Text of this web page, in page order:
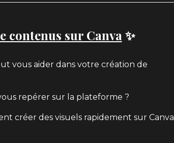
contenus sur Canva ✨
vous aider dans votre création de
repérer sur la plateforme ?
créer des visuels rapidement sur Canva